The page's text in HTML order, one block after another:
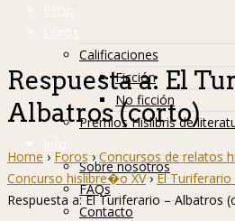
Inicio
Libros
Calificaciones
Ficción
No ficción
Premios Hislibris de
Info
Sobre nosotros
FAQs
Contacto
Respuesta a: El
Albatros (corto)
Home › Foros › Concursos de relatos
Concurso hislibre�o XV › El
Respuesta a: El Turiferario – Albatros